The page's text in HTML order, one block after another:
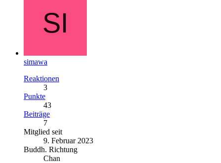
simawa
Reaktionen
3
Punkte
43
Beiträge
7
Mitglied seit
9. Februar 2023
Buddh. Richtung
Chan